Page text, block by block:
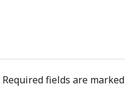
Required fields are marked